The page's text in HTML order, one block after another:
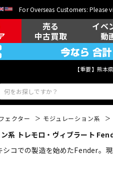
For Overseas Customers: Please
売る
中古買取
イベ
動
【重要】熊本
ギ/エレ
ェクター モジュレーション系
系 トレモロ・ヴィブラート
コでの製造を始めたFender。